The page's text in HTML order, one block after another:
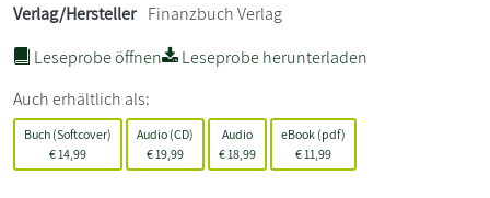
Verlag/Hersteller Finanzbuch Verlag
Leseprobe öffnen
Leseprobe herunterladen
Auch erhältlich als:
Buch (Softcover)
€ 14,99
Audio (CD)
€ 19,99
Audio
€ 18,99
eBook (pdf)
€ 11,99